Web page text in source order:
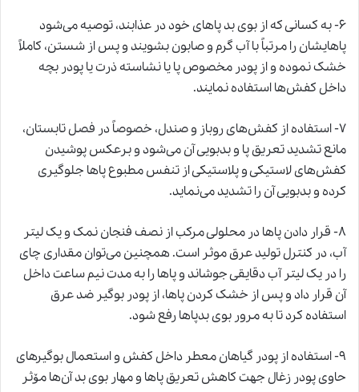
۶- به کسانی که از بوی بد پاهای خود در عذابند، توصیه می‌شود
پاهایشان را مرتباً با آب گرم و صابون بشویند و پس از شستن، کاملاً
خشک نموده و از پودر مخصوص پا یا نشاسته ذرت یا پودر بچه
داخل کفش‌ها استفاده نمایند.
۷- استفاده از کفش‌های روباز و صندل، خصوصاً در فصل تابستان،
مانع تشدید تعریق پا و بدبویی آن می‌شود و برعکس پوشیدن
کفش‌های لاستیکی و پلاستیکی از تنفس مطبوع پاها جلوگیری
کرده و بدبویی آن را تشدید می‌نماید.
۸- قرار دادن پاها در محلولی مرکب از نصف فنجان نمک و یک لیتر
آب، در کنترل تولید عرق موثر است. همچنین می‌توان مقداری چای
را در یک لیتر آب دقایقی جوشاند و پاها را به مدت نیم ساعت داخل
آن قرار داد و پس از خشک کردن پاها، از پودر بوگیر ضد عرق
استفاده کرد تا به مرور بوی بدپاها رفع شود.
۹- استفاده از پودر گیاهان معطر داخل کفش و استعمال بوگیرهای
حاوی پودر زغال جهت کاهش تعریق پاها و مهار بوی بد آن‌ها مۆثر